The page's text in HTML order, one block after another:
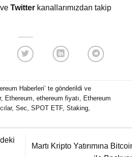
ve Twitter kanallarımızdan takip
Haberleri’ te gönderildi ve
, Ethereum,ethereum fiyatı, Ethereum
,Sec,SPOT ETF,Staking,
Martı Kripto Yatırımına